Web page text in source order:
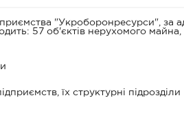
"Укроборонресурси", за
57 об'єктів нерухомого майна,
їх структурні підрозділи